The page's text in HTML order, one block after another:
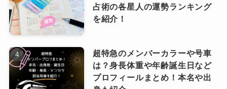
占術の各星人の運勢ランキング
を紹介！
超特急のメンバーカラーや号車
は？身長体重や年齢誕生日など
プロフィールまとめ！本名や出